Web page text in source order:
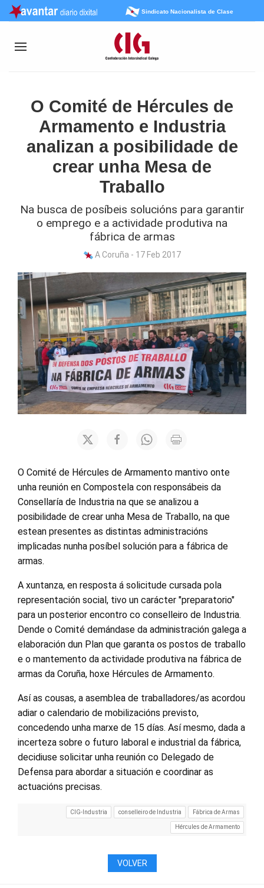
Sindicato Nacionalista de Clase
O Comité de Hércules de
Armamento e Industria
analizan a posibilidade de
crear unha Mesa de
Traballo
Na busca de posíbeis solucións para garantir
o emprego e a actividade produtiva na
fábrica de armas
A Coruña - 17 Feb 2017
O Comité de Hércules de Armamento mantivo onte
unha reunión en Compostela con responsábeis da
Consellaría de Industria na que se analizou a
posibilidade de crear unha Mesa de Traballo, na que
estean presentes as distintas administracións
implicadas nunha posíbel solución para a fábrica de
armas.
A xuntanza, en resposta á solicitude cursada pola
representación social, tivo un carácter "preparatorio"
para un posterior encontro co conselleiro de Industria.
Dende o Comité demándase da administración galega a
elaboración dun Plan que garanta os postos de traballo
e o mantemento da actividade produtiva na fábrica de
armas da Coruña, hoxe Hércules de Armamento.
Así as cousas, a asemblea de traballadores/as acordou
adiar o calendario de mobilizacións previsto,
concedendo unha marxe de 15 días. Así mesmo, dada a
incerteza sobre o futuro laboral e industrial da fábrica,
decidiuse solicitar unha reunión co Delegado de
Defensa para abordar a situación e coordinar as
actuacións precisas.
CIG-Industria conselleiro de Industria Fábrica de Armas
Hércules de Armamento
VOLVER